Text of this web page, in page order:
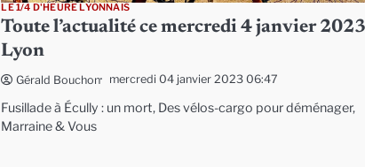
LE 1/4 D'HEURE LYONNAIS
Toute l’actualité ce mercredi 4 janvier
Lyon
Gérald Bouchon mercredi 04 janvier 2023 06:47
Fusillade à Écully : un mort, Des vélos-cargo pour déménager,
Marraine & Vous